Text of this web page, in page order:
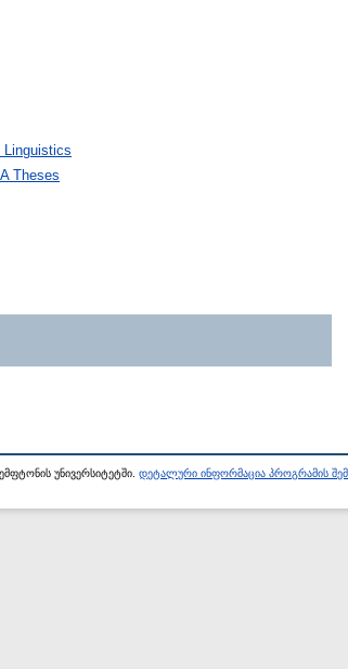
Linguistics
Theses
უნივერსიტეტში. დეტალური ინფორმაცია პროგრამის